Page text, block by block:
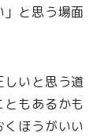
と思う場面
いと思う道
もあるかも
ほうがいい